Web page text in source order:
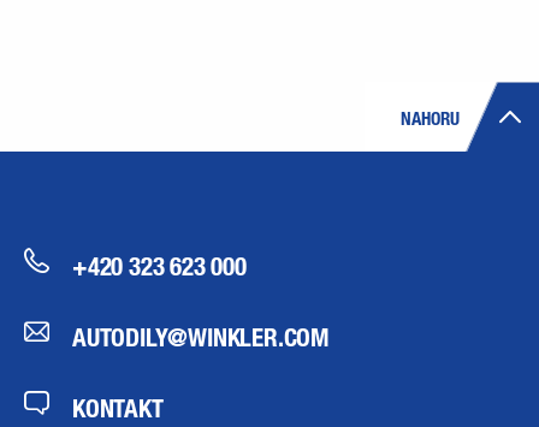
NAHORU
+420 323 623 000
AUTODILY@WINKLER.COM
KONTAKT